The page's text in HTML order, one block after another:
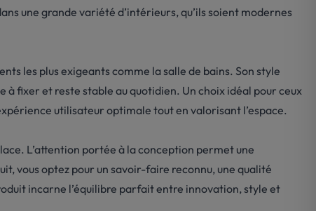
une grande variété d’intérieurs, qu’ils soient modernes
les plus exigeants comme la salle de bains. Son style
fixer et reste stable au quotidien. Un choix idéal pour ceux
utilisateur optimale tout en valorisant l’espace.
L’attention portée à la conception permet une
vous optez pour un savoir-faire reconnu, une qualité
incarne l’équilibre parfait entre innovation, style et